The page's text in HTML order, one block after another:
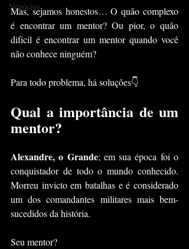
Negócios
Mas, sejamos honestos… O quão complexo
é encontrar um mentor? Ou pior, o quão
difícil é encontrar um mentor quando você
não conhece ninguém?
Para todo problema, há soluções👇
Qual a importância de um
mentor?
Alexandre, o Grande; em sua época foi o
conquistador de todo o mundo conhecido.
Morreu invicto em batalhas e é considerado
um dos comandantes militares mais bem-
sucedidos da história.
Seu mentor?